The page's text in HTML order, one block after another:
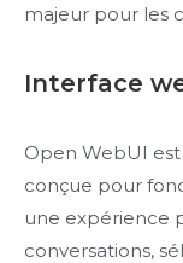
majeur pour les
Interface
Open WebUI
conçue pour
une expérience
conversations,